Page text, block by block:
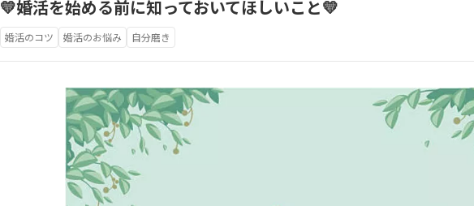
💛婚活を始める前に知っておいてほしいこと💛
婚活のコツ 婚活のお悩み 自分磨き